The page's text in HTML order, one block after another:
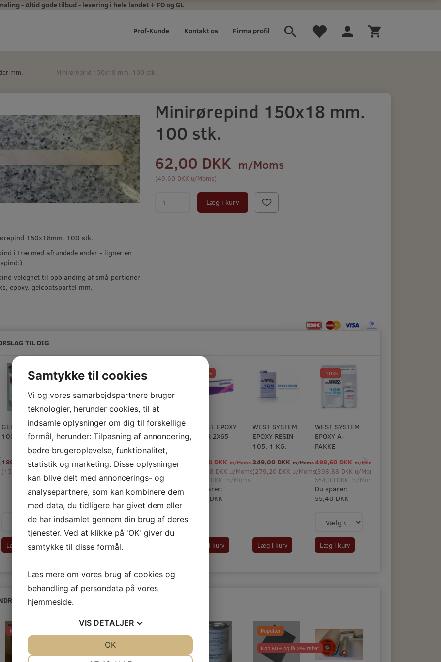
- Altid gode tilbud - levering i hele landet + FO og GL
Firma profil
Kontakt os
Prof-Kunde
mm. Minirørepind 150x18 mm. 100 stk.
150x18mm. 100 stk.
i træ med afrundede ender - ligner en
velegnet til opblanding af små portioner
epoxy. gelcoatspartel mm.
Minirørepind 150x18 mm.
100 stk.
62,00 DKK m/Moms
(49,60 DKK u/Moms)
Læg i kurv
TIL DIG
GELCOATSPARTEL
100 GR.
189,00 DKKm/Moms
(151,20 DKK )
Læg i kurv
G-FLEX EPOXY
650-8 236 G.
345,00 DKKm/Moms
(276,00 DKK u/Moms
Læg i kurv
G-FLEX EPOXY,
1 KG.
714,00 DKKm/Moms
571,20 DKK u/Moms
-10%
HEMPEL EPOXY
FILLER 2X65
215,10 DKK m/Moms
172,08 DKK u/Moms)
239,00 DKKm/Moms
Du sparer:
23,90 DKK
Læg i kurv
WEST SYSTEM
EPOXY RESIN
105, 1 KG.
349,00 DKK m/Moms
(279,20 DKK u/Moms)
Læg i kurv
-10%
WEST SYSTEM
EPOXY A-
PAKKE
498,60 DKK m/Moms
(398,88 DKK u/Moms
554,00 DKKm/Moms
Du sparer:
55,40 DKK
Læg i kurv
KØBTE OGSÅ
Køb 5+ og få 22% rabat Populær
Køb 50+ og få 3% rabat
Samtykke til cookies
Vi og vores samarbejdspartnere bruger
teknologier, herunder cookies, til at
indsamle oplysninger om dig til forskellige
formål, herunder: Tilpasning af annoncering,
bedre brugeroplevelse, funktionalitet,
statistik og marketing. Disse oplysninger
kan blive delt med annoncerings- og
analysepartnere, som kan kombinere dem
med data, du tidligere har givet dem eller
de har indsamlet gennem din brug af deres
tjenester. Ved at klikke på 'OK' giver du
samtykke til disse formål.
Læs mere om vores brug af cookies og
behandling af persondata på vores
hjemmeside.
VIS DETALJER
OK